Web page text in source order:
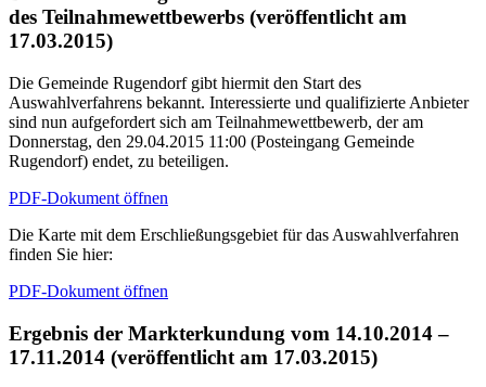
des Teilnahmewettbewerbs (veröffentlicht am
17.03.2015)
Die Gemeinde Rugendorf gibt hiermit den Start des
Auswahlverfahrens bekannt. Interessierte und qualifizierte Anbieter
sind nun aufgefordert sich am Teilnahmewettbewerb, der am
Donnerstag, den 29.04.2015 11:00 (Posteingang Gemeinde
Rugendorf) endet, zu beteiligen.
PDF-Dokument öffnen
Die Karte mit dem Erschließungsgebiet für das Auswahlverfahren
finden Sie hier:
PDF-Dokument öffnen
Ergebnis der Markterkundung vom 14.10.2014 –
17.11.2014 (veröffentlicht am 17.03.2015)